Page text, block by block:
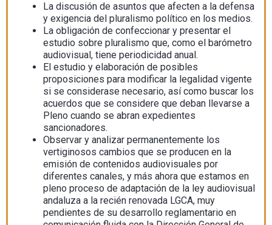
La discusión de asuntos que afecten a la defensa
y exigencia del pluralismo político en los medios.
La obligación de confeccionar y presentar el
estudio sobre pluralismo que, como el barómetro
audiovisual, tiene periodicidad anual.
El estudio y elaboración de posibles
proposiciones para modificar la legalidad vigente
si se considerase necesario, así como buscar los
acuerdos que se considere que deban llevarse a
Pleno cuando se abran expedientes
sancionadores.
Observar y analizar permanentemente los
vertiginosos cambios que se producen en la
emisión de contenidos audiovisuales por
diferentes canales, y más ahora que estamos en
pleno proceso de adaptación de la ley audiovisual
andaluza a la recién renovada LGCA, muy
pendientes de su desarrollo reglamentario en